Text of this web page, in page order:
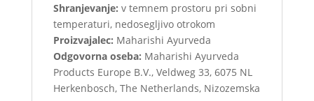
Shranjevanje: v temnem prostoru pri sobni
temperaturi, nedosegljivo otrokom
Proizvajalec: Maharishi Ayurveda
Odgovorna oseba: Maharishi Ayurveda
Products Europe B.V., Veldweg 33, 6075 NL
Herkenbosch, The Netherlands, Nizozemska